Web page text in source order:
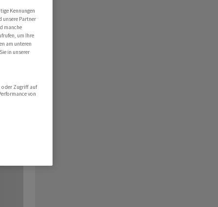
Kennungen
unsere Partner
manche
um Ihre
am unteren
in unserer
oder Zugriff auf
von